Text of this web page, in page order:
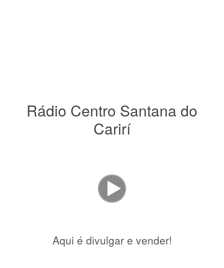
Rádio Centro Santana do
Carirí
Aqui é divulgar e vender!